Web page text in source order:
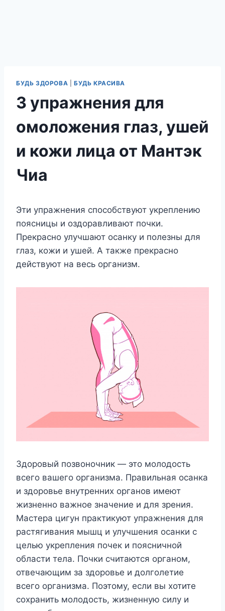
БУДЬ ЗДОРОВА БУДЬ КРАСИВА
3 упражнения для
омоложения глаз, ушей
и кожи лица от Мантэк
Чиа
Эти упражнения способствуют укреплению
поясницы и оздоравливают почки.
Прекрасно улучшают осанку и полезны для
глаз, кожи и ушей. А также прекрасно
действуют на весь организм.
Здоровый позвоночник — это молодость
всего вашего организма. Правильная осанка
и здоровье внутренних органов имеют
жизненно важное значение и для зрения.
Мастера цигун практикуют упражнения для
растягивания мышц и улучшения осанки с
целью укрепления почек и поясничной
области тела. Почки считаются органом,
отвечающим за здоровье и долголетие
всего организма. Поэтому, если вы хотите
сохранить молодость, жизненную силу и